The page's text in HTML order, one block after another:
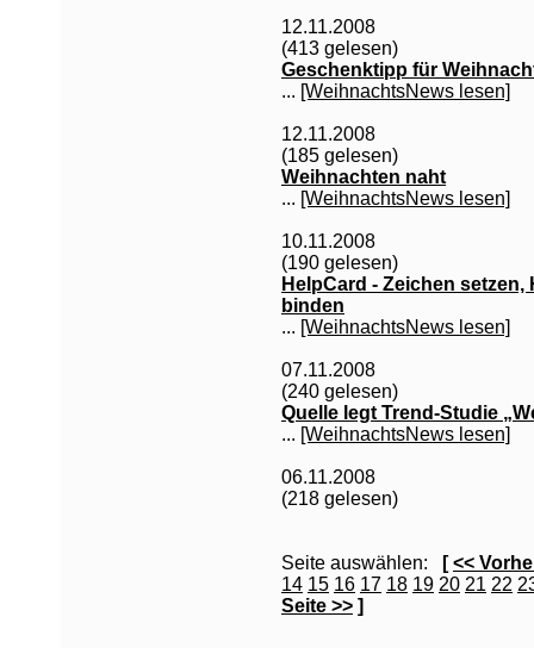
12.11.2008
(413 gelesen)
Geschenktipp für
... [WeihnachtsNews lesen]
12.11.2008
(185 gelesen)
Weihnachten naht
... [WeihnachtsNews lesen]
10.11.2008
(190 gelesen)
HelpCard - Zeichen
binden
... [WeihnachtsNews lesen]
07.11.2008
(240 gelesen)
Quelle legt Trend-Studie
... [WeihnachtsNews lesen]
06.11.2008
(218 gelesen)
Seite auswählen: [<<
14 15 16 17 18 19 20 21 22
Seite >> ]